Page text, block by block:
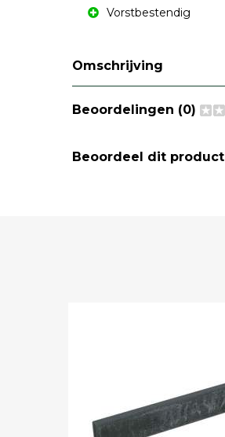
Vorstbestendig
Omschrijving
Beoordelingen (0)
Beoordeel dit product